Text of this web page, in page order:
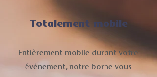
Totalement mobile
Entièrement mobile durant votre
événement, notre borne vous